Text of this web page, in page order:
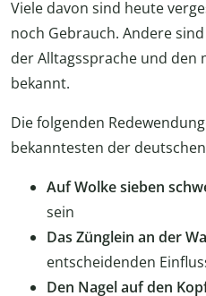
Viele davon sind heute
noch Gebrauch. Andere
der Alltagssprache und den
bekannt.
Die folgenden
bekanntesten der
Auf Wolke sieben
sein
Das Zünglein an der
entscheidenden
Den Nagel auf den